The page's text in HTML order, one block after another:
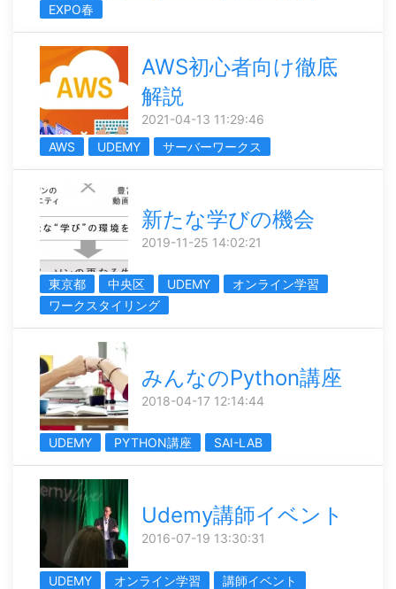
EXPO春
AWS初心者向け徹底
解説
2021-04-13 11:29:46
AWS
UDEMY サーバーワークス
新たな学びの機会
2019-11-25 14:02:21
東京都 中央区 UDEMY
オンライン学習
ワークスタイリング
みんなのPython講座
2018-04-17 12:14:44
UDEMY PYTHON講座 SAI-LAB
Udemy講師イベント
2016-07-19 13:30:31
UDEMY オンライン学習 講師イベント